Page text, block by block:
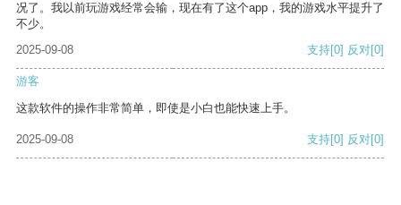
况了。我以前玩游戏经常会输，现在有了这个app，我的游戏水平提升了
不少。
2025-09-08
支持[0] 反对[0]
游客
这款软件的操作非常简单，即使是小白也能快速上手。
2025-09-08 支持[0] 反对[0]